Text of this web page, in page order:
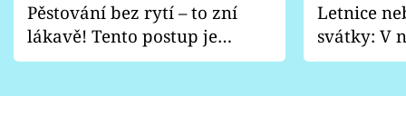
Pěstování bez rytí – to zní
lákavě! Tento postup je
vhodný jen pro některé
Letnice
svátky: V
pondělí